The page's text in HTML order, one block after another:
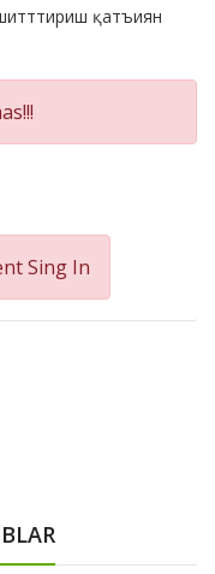
қатъиян
Sing In